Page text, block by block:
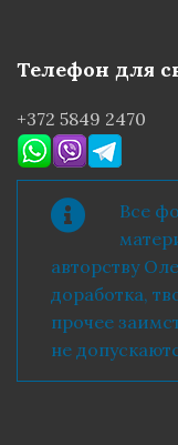
Телефон для
+372 5849 2470
Все
авторству
доработка,
прочее
не